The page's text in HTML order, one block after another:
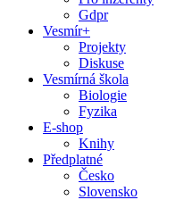
Gdpr
Vesmír+
Projekty
Diskuse
Vesmírná škola
Biologie
Fyzika
E-shop
Knihy
Předplatné
Česko
Slovensko